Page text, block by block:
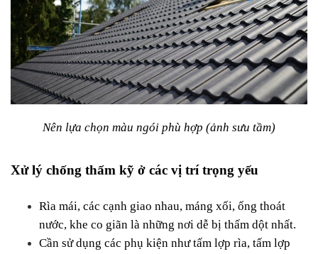
Nên lựa chọn màu ngói phù hợp (ảnh sưu tầm)
Xử lý chống thấm kỹ ở các vị trí trọng yếu
Rìa mái, các cạnh giao nhau, máng xối, ống thoát
nước, khe co giãn là những nơi dễ bị thấm dột nhất.
Cần sử dụng các phụ kiện như tấm lợp rìa, tấm lợp